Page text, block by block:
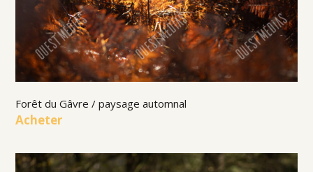
Forêt du Gâvre / paysage automnal
Acheter